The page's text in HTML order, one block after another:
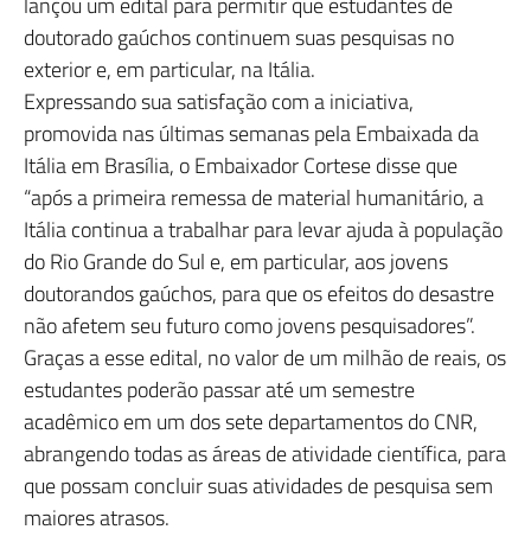
doutorado gaúchos continuem suas pesquisas no
exterior e, em particular, na Itália.
Expressando sua satisfação com a iniciativa,
promovida nas últimas semanas pela Embaixada da
Itália em Brasília, o Embaixador Cortese disse que
“após a primeira remessa de material humanitário, a
Itália continua a trabalhar para levar ajuda à população
do Rio Grande do Sul e, em particular, aos jovens
doutorandos gaúchos, para que os efeitos do desastre
não afetem seu futuro como jovens pesquisadores”.
Graças a esse edital, no valor de um milhão de reais, os
estudantes poderão passar até um semestre
acadêmico em um dos sete departamentos do CNR,
abrangendo todas as áreas de atividade científica, para
que possam concluir suas atividades de pesquisa sem
maiores atrasos.